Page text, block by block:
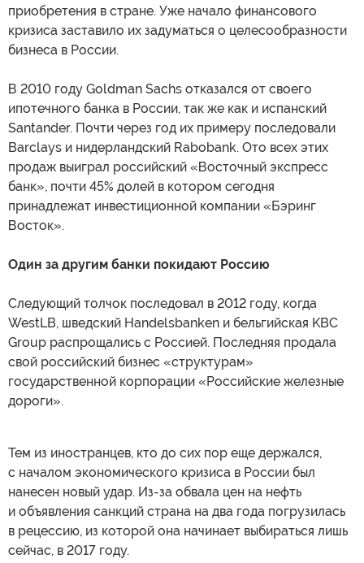
приобретения в стране. Уже начало финансового
кризиса заставило их задуматься о целесообразности
бизнеса в России.
В 2010 году Goldman Sachs отказался от своего
ипотечного банка в России, так же как и испанский
Santander. Почти через год их примеру последовали
Barclays и нидерландский Rabobank. Ото всех этих
продаж выиграл российский «Восточный экспресс
банк», почти 45% долей в котором сегодня
принадлежат инвестиционной компании «Бэринг
Восток».
Один за другим банки покидают Россию
Следующий толчок последовал в 2012 году, когда
WestLB, шведский Handelsbanken и бельгийская KBC
Group распрощались с Россией. Последняя продала
свой российский бизнес «структурам»
государственной корпорации «Российские железные
дороги».
Тем из иностранцев, кто до сих пор еще держался,
с началом экономического кризиса в России был
нанесен новый удар. Из-за обвала цен на нефть
и объявления санкций страна на два года погрузилась
в рецессию, из которой она начинает выбираться лишь
сейчас, в 2017 году.